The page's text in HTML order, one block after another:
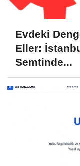
Evdeki
Eller:
Semtinde...